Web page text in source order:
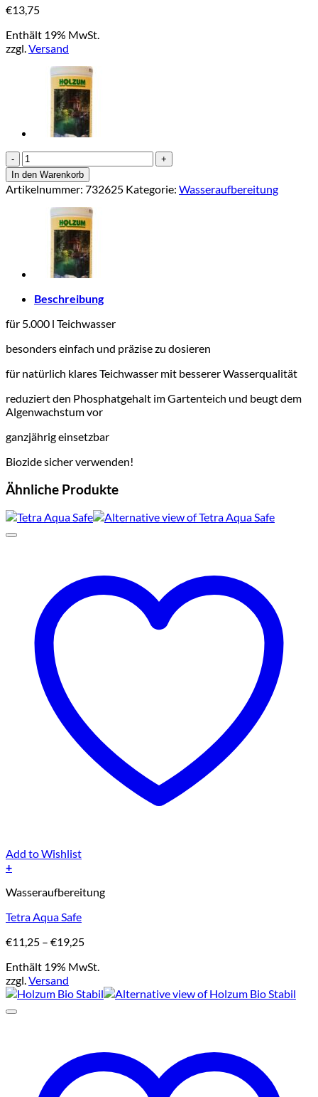
€13,75
Enthält 19% MwSt.
zzgl.Versand
TetraPond
PhosphateMinus
250
ml
Menge
In den Warenkorb
Artikelnummer: 732625 Kategorie: Wasseraufbereitung
Beschreibung
für 5.000 l Teichwasser
besonders einfach und präzise zu dosieren
für natürlich klares Teichwasser mit besserer Wasserqualität
reduziert den Phosphatgehalt im Gartenteich und beugt dem
Algenwachstum vor
ganzjährig einsetzbar
Biozide sicher verwenden!
Ähnliche Produkte
Add to Wishlist
+
Produkt
mehrere
auf.
Die
Optionen
können
auf
der
Wasseraufbereitung
Tetra Aqua Safe
€11,25 – €19,25Preisspanne:
bis
Enthält 19% MwSt.
zzgl.Versand